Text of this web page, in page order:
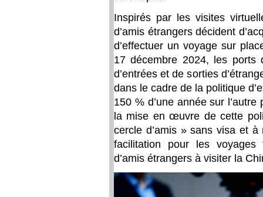
Inspirés par les visites
d’amis étrangers décident
d’effectuer un voyage sur
17 décembre 2024, les
d’entrées et de sorties
dans le cadre de la politique
150 % d’une année sur
la mise en œuvre de cette
cercle d’amis » sans visa et
facilitation pour les voyages
d’amis étrangers à visiter la